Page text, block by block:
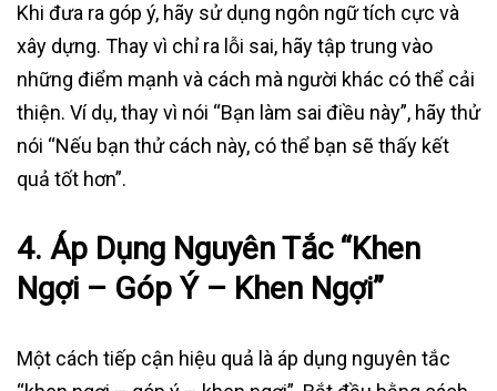
Khi đưa ra góp ý, hãy sử dụng ngôn ngữ tích cực và
xây dựng. Thay vì chỉ ra lỗi sai, hãy tập trung vào
những điểm mạnh và cách mà người khác có thể cải
thiện. Ví dụ, thay vì nói “Bạn làm sai điều này”, hãy thử
nói “Nếu bạn thử cách này, có thể bạn sẽ thấy kết
quả tốt hơn”.
4. Áp Dụng Nguyên Tắc “Khen
Ngợi – Góp Ý – Khen Ngợi”
Một cách tiếp cận hiệu quả là áp dụng nguyên tắc